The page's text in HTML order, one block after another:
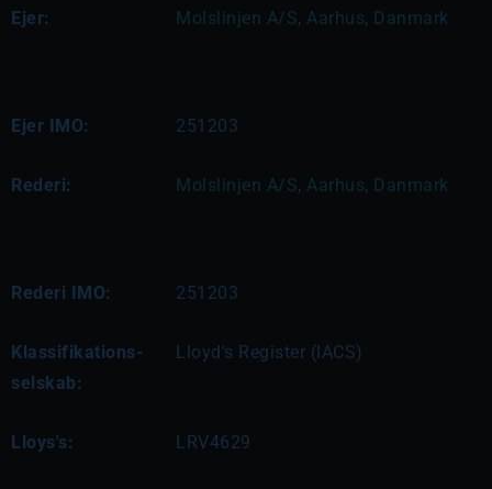
Ejer: Molslinjen A/S, Aarhus, Danmark
Ejer IMO: 251203
Rederi: Molslinjen A/S, Aarhus, Danmark
Rederi IMO: 251203
Klassifikations-
selskab:
Lloyd's Register (IACS)
Lloys's: LRV4629